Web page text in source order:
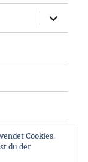
öffnen
Cookies.
du der